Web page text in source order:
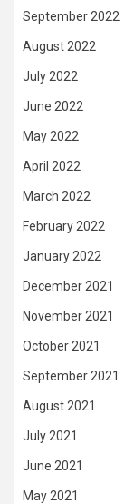
September 2022
August 2022
July 2022
June 2022
May 2022
April 2022
March 2022
February 2022
January 2022
December 2021
November 2021
October 2021
September 2021
August 2021
July 2021
June 2021
May 2021